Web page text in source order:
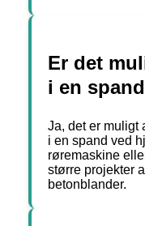
Er det
i en
Ja, det er muligt
i en spand ved
røremaskine
større projekter
betonblander.